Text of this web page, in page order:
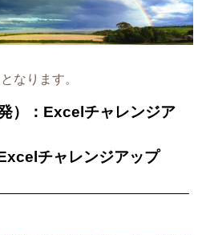
なります。
）：Excelチャレンジア
チャレンジアップ